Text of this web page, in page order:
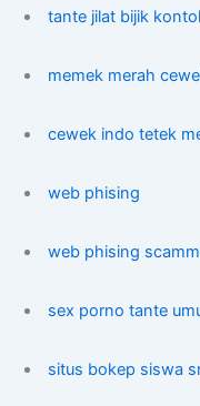
tante jilat bijik kontol
memek merah
cewek indo tetek
web phising
web phising
sex porno tante
situs bokep siswa